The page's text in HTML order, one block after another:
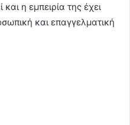
η εμπειρία της έχει
και επαγγελματική